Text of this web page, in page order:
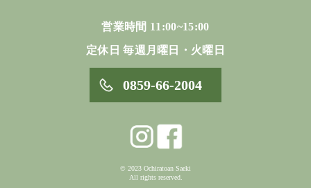
営業時間 11:00~15:00
定休日 毎週月曜日・火曜日
0859-66-2004
© 2023 Ochiratoan Saeki
All rights reserved.